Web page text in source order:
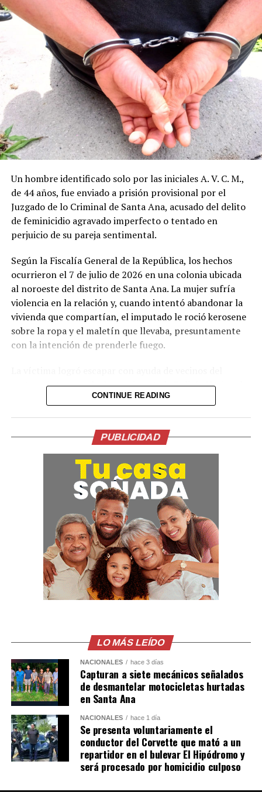
Los agentes de la PNC localizaron a Durán Flores en la
calle principal del barrio La Playa, en Acajutla, y
procedieron a su captura. El detenido fue puesto a
disposición de las autoridades correspondientes para
que se continúe con el proceso legal.
El caso se da en el marco de las denuncias por violencia
prioritaria. La madre de la víctima decidió interponer la
denuncia para frenar las amenazas que venía recibiendo.
Hasta el momento no se han revelado más detalles
sobre el contenido exacto de las amenazas ni sobre el
Comparte esto:
Facebook X
Me gusta esto:
Un hombre identificado solo por las iniciales A. V. C. M.,
de 44 años, fue enviado a prisión provisional por el
Juzgado de lo Criminal de Santa Ana, acusado del delito
de feminicidio agravado imperfecto o tentado en
perjuicio de su pareja sentimental.
Según la Fiscalía General de la República, los hechos
ocurrieron el 7 de julio de 2026 en una colonia ubicada
al noroeste del distrito de Santa Ana. La mujer sufría
violencia en la relación y, cuando intentó abandonar la
vivienda que compartían, el imputado le roció kerosene
sobre la ropa y el maletín que llevaba, presuntamente
con la intención de prenderle fuego.
sector e interpuso la denuncia ante la Policía Nacional
Civil, que capturó al hombre en flagrancia. El kerosene
comúnmente usado como combustible.
El Juzgado decretó instrucción formal con detención
provisional y otorgó un plazo de siete meses para la
etapa de investigación. Durante este período se
continuarán las diligencias correspondientes.
El caso se enmarca en las acciones judiciales contra la
violencia hacia las mujeres y el feminicidio en grado de
tentativa, delitos que las autoridades han priorizado en
los últimos años.
Comparte esto:
CONTINUE READING
PUBLICIDAD
LO MÁS LEÍDO
NACIONALES hace 3 días
Capturan a siete mecánicos señalados
de desmantelar motocicletas hurtadas
en Santa Ana
NACIONALES hace 1 día
Se presenta voluntariamente el
conductor del Corvette que mató a un
repartidor en el bulevar El Hipódromo y
será procesado por homicidio culposo